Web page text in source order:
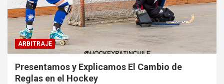
ARBITRAJE
Presentamos y Explicamos El Cambio de
Reglas en el Hockey